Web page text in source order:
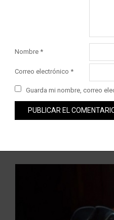
Nombre *
Correo electrónico *
Guarda mi nombre, correo